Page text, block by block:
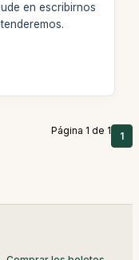
en escribirnos
Página 1 de 1 1